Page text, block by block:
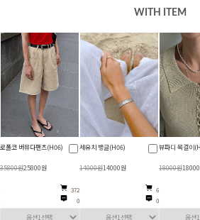
WITH ITEM
무브히 목걸이(H06)
14000원14000원
♥필이트 밴딩숏팬츠
19800원10000원
808
로폴코 버뮤
35800원